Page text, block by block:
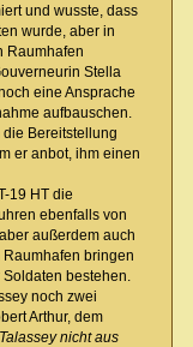
und wusste, dass
wurde, aber in
Raumhafen
Stella
eine Ansprache
aufbauschen.
Bereitstellung
er anbot, ihm einen
19 HT die
ebenfalls von
außerdem auch
bringen
bestehen.
noch zwei
Arthur, dem
nicht aus